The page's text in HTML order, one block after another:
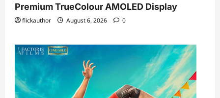
Premium TrueColour AMOLED Display
flickauthor August 6, 2026 0